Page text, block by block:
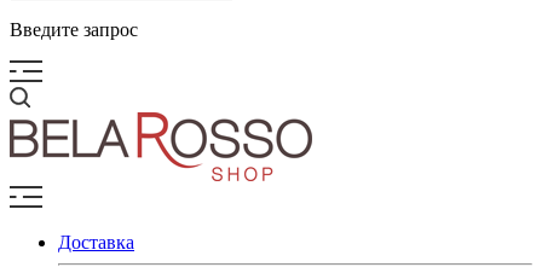
Введите запрос
Доставка